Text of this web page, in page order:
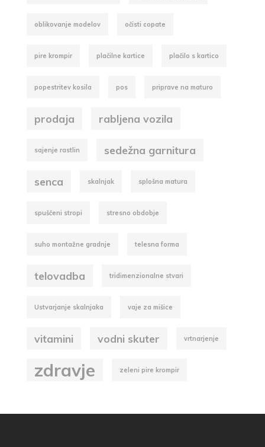
oblikovanje modelov očisti copate
pire krompir plačilne kartice plačilo s kartico
popestritev kosila pos priprave na maturo
prodaja rabljena vozila
sajenje rastlin sedežna garnitura
senca skalnjak splošna matura
spuščeni stropi stresno obdobje
suho montažne gradnje telesna forma
telovadba tridimenzionalne stvari
Ustvarjanje skalnjaka vaje za mišice
vitamini vodni skuter vrtnarjenje
zdravje zeleni pire krompir